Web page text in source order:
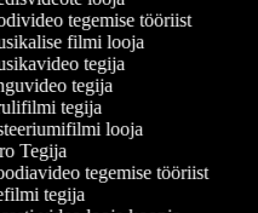
tegemise tööriist
filmi looja
tegija
tegija
tegija
looja
Tegija
tegemise tööriist
tegija